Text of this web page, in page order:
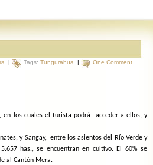
| Tags: Tungurahua | One Comment
en los cuales el turista podrá acceder a ellos, y
y Sangay, entre los asientos del Río Verde y
has., se encuentran en cultivo. El 60% se
al Cantón Mera.